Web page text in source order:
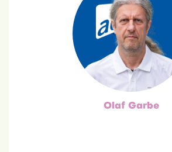
Olaf Garbe